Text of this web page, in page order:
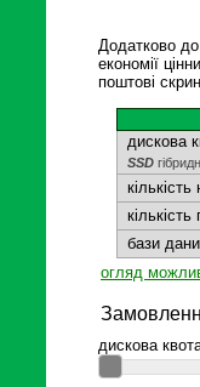
Додатково
економії
поштові
дискова
SSD
бази
огляд
дискова